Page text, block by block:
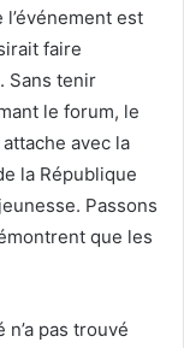
est
faire
Sans tenir
le forum, le
avec la
la République
Passons
que les
pas trouvé